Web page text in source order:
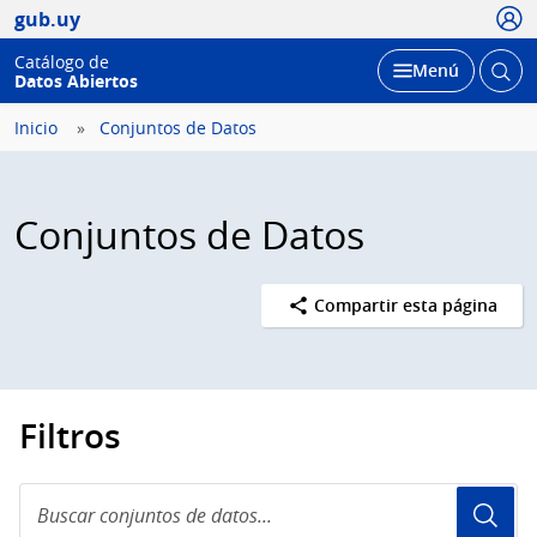
gub.uy
Catálogo de
Datos Abiertos
Desplegar
Menú Abrir
Inicio Conjuntos de Datos
Conjuntos de Datos
Compartir esta página
Filtros
conjuntos